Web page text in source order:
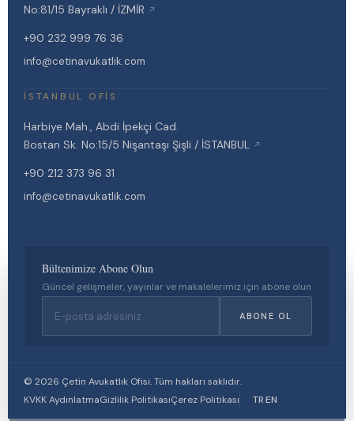
Çetin Avukatlık Ofisi websitesi, kullanıcı deneyimini geliştirmek ve
hukuki yükümlülüklerimizi yerine getirmek amacıyla çerezler
inceleyebilirsiniz.
KABUL ET
No:81/15 Bayraklı / İZMİR ↗
+90 232 999 76 36
info@cetinavukatlik.com
İSTANBUL OFIS
Harbiye Mah., Abdi İpekçi Cad.
Bostan Sk. No:15/5 Nişantaşı Şişli / İSTANBUL ↗
+90 212 373 96 31
info@cetinavukatlik.com
Bültenimize Abone Olun
Güncel gelişmeler, yayınlar ve makalelerimiz için abone olun
ABONE OL
© 2026 Çetin Avukatlık Ofisi. Tüm hakları saklıdır.
KVKK AydınlatmaGizlilik PolitikasıÇerez Politikası TR·EN